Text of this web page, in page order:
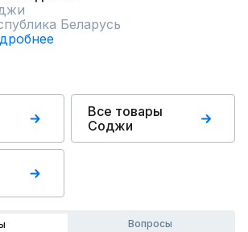
Беларусь
Все товары
Соджи
Вопросы